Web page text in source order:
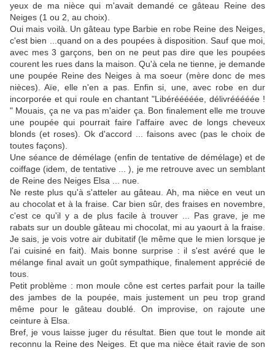
yeux de ma nièce qui m'avait demandé ce gâteau Reine des
Neiges (1 ou 2, au choix).
Oui mais voilà. Un gâteau type Barbie en robe Reine des Neiges,
c'est bien ...quand on a des poupées à disposition. Sauf que moi,
avec mes 3 garçons, ben on ne peut pas dire que les poupées
courent les rues dans la maison. Qu'à cela ne tienne, je demande
une poupée Reine des Neiges à ma soeur (mère donc de mes
nièces). Aïe, elle n'en a pas. Enfin si, une, avec robe en dur
incorporée et qui roule en chantant "Libérééééée, délivrééééée !
" Mouais, ça ne va pas m'aider ça. Bon finalement elle me trouve
une poupée qui pourrait faire l'affaire avec de longs cheveux
blonds (et roses). Ok d'accord ... faisons avec (pas le choix de
toutes façons).
Une séance de démélage (enfin de tentative de démélage) et de
coiffage (idem, de tentative ... ), je me retrouve avec un semblant
de Reine des Neiges Elsa ... nue.
Ne reste plus qu'à s'atteler au gâteau. Ah, ma nièce en veut un
au chocolat et à la fraise. Car bien sûr, des fraises en novembre,
c'est ce qu'il y a de plus facile à trouver ... Pas grave, je me
rabats sur un double gâteau mi chocolat, mi au yaourt à la fraise.
Je sais, je vois votre air dubitatif (le même que le mien lorsque je
l'ai cuisiné en fait). Mais bonne surprise : il s'est avéré que le
mélange final avait un goût sympathique, finalement apprécié de
tous.
Petit problème : mon moule cône est certes parfait pour la taille
des jambes de la poupée, mais justement un peu trop grand
même pour le gâteau doublé. On improvise, on rajoute une
ceinture à Elsa.
Bref, je vous laisse juger du résultat. Bien que tout le monde ait
reconnu la Reine des Neiges. Et que ma nièce était ravie de son